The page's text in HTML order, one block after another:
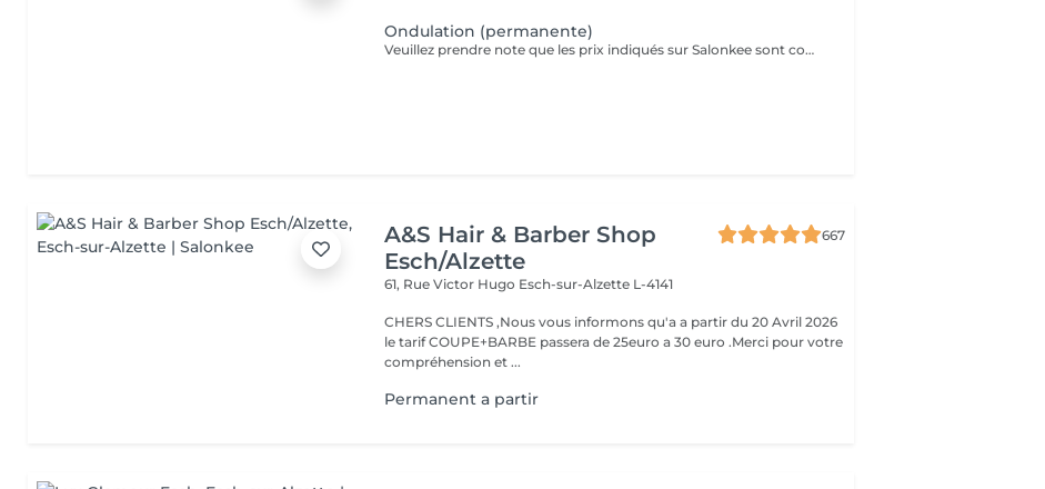
Ondulation (permanente)
Veuillez prendre note que les prix indiqués sur Salonkee sont communiqués à titre informatif et s'entendent de base. Ces derniers sont susceptibles de varier selon le diagnostic réalisé à votre arrivée au salon et l'expertise du professionnel à qui vous confiez votre beauté. Dans tous les cas, un devis précis vous sera proposé et toutes réalisations de prestations seront effectuées avec votre accord. Un grand merci d'avance pour votre compréhension. Au plaisir de vous recevoir très vite.
A&S Hair & Barber Shop
Esch/Alzette
667
61, Rue Victor Hugo Esch-sur-Alzette L-4141
CHERS CLIENTS ,Nous vous informons qu'a a partir du 20 Avril 2026
le tarif COUPE+BARBE passera de 25euro a 30 euro .Merci pour votre
compréhension et ...
Permanent a partir